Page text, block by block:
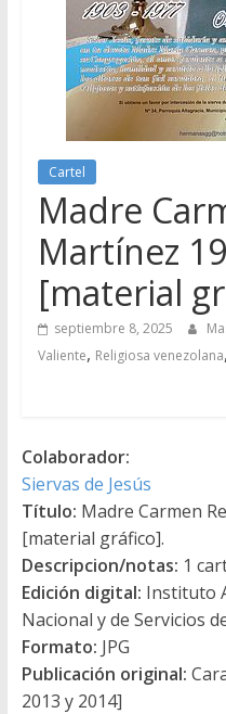
Cartel
Madre
Martínez
[material
septiembre 8, 2025
Valiente, Religiosa venezolana,
Colaborador:
Siervas de Jesús
Título: Madre Carmen
[material gráfico].
Descripcion/notas: 1
Edición digital: Instituto
Nacional y de Servicios
Formato: JPG
Publicación original:
2013 y 2014]